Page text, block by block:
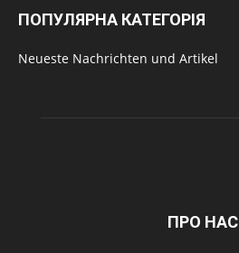
ПОПУЛЯРНА КАТЕГОРІЯ
Neueste Nachrichten und Artikel
ПРО НАС